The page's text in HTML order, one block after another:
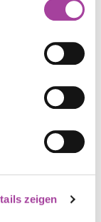
eingesetzten
zeigen
Arbeit“.
jüngsten